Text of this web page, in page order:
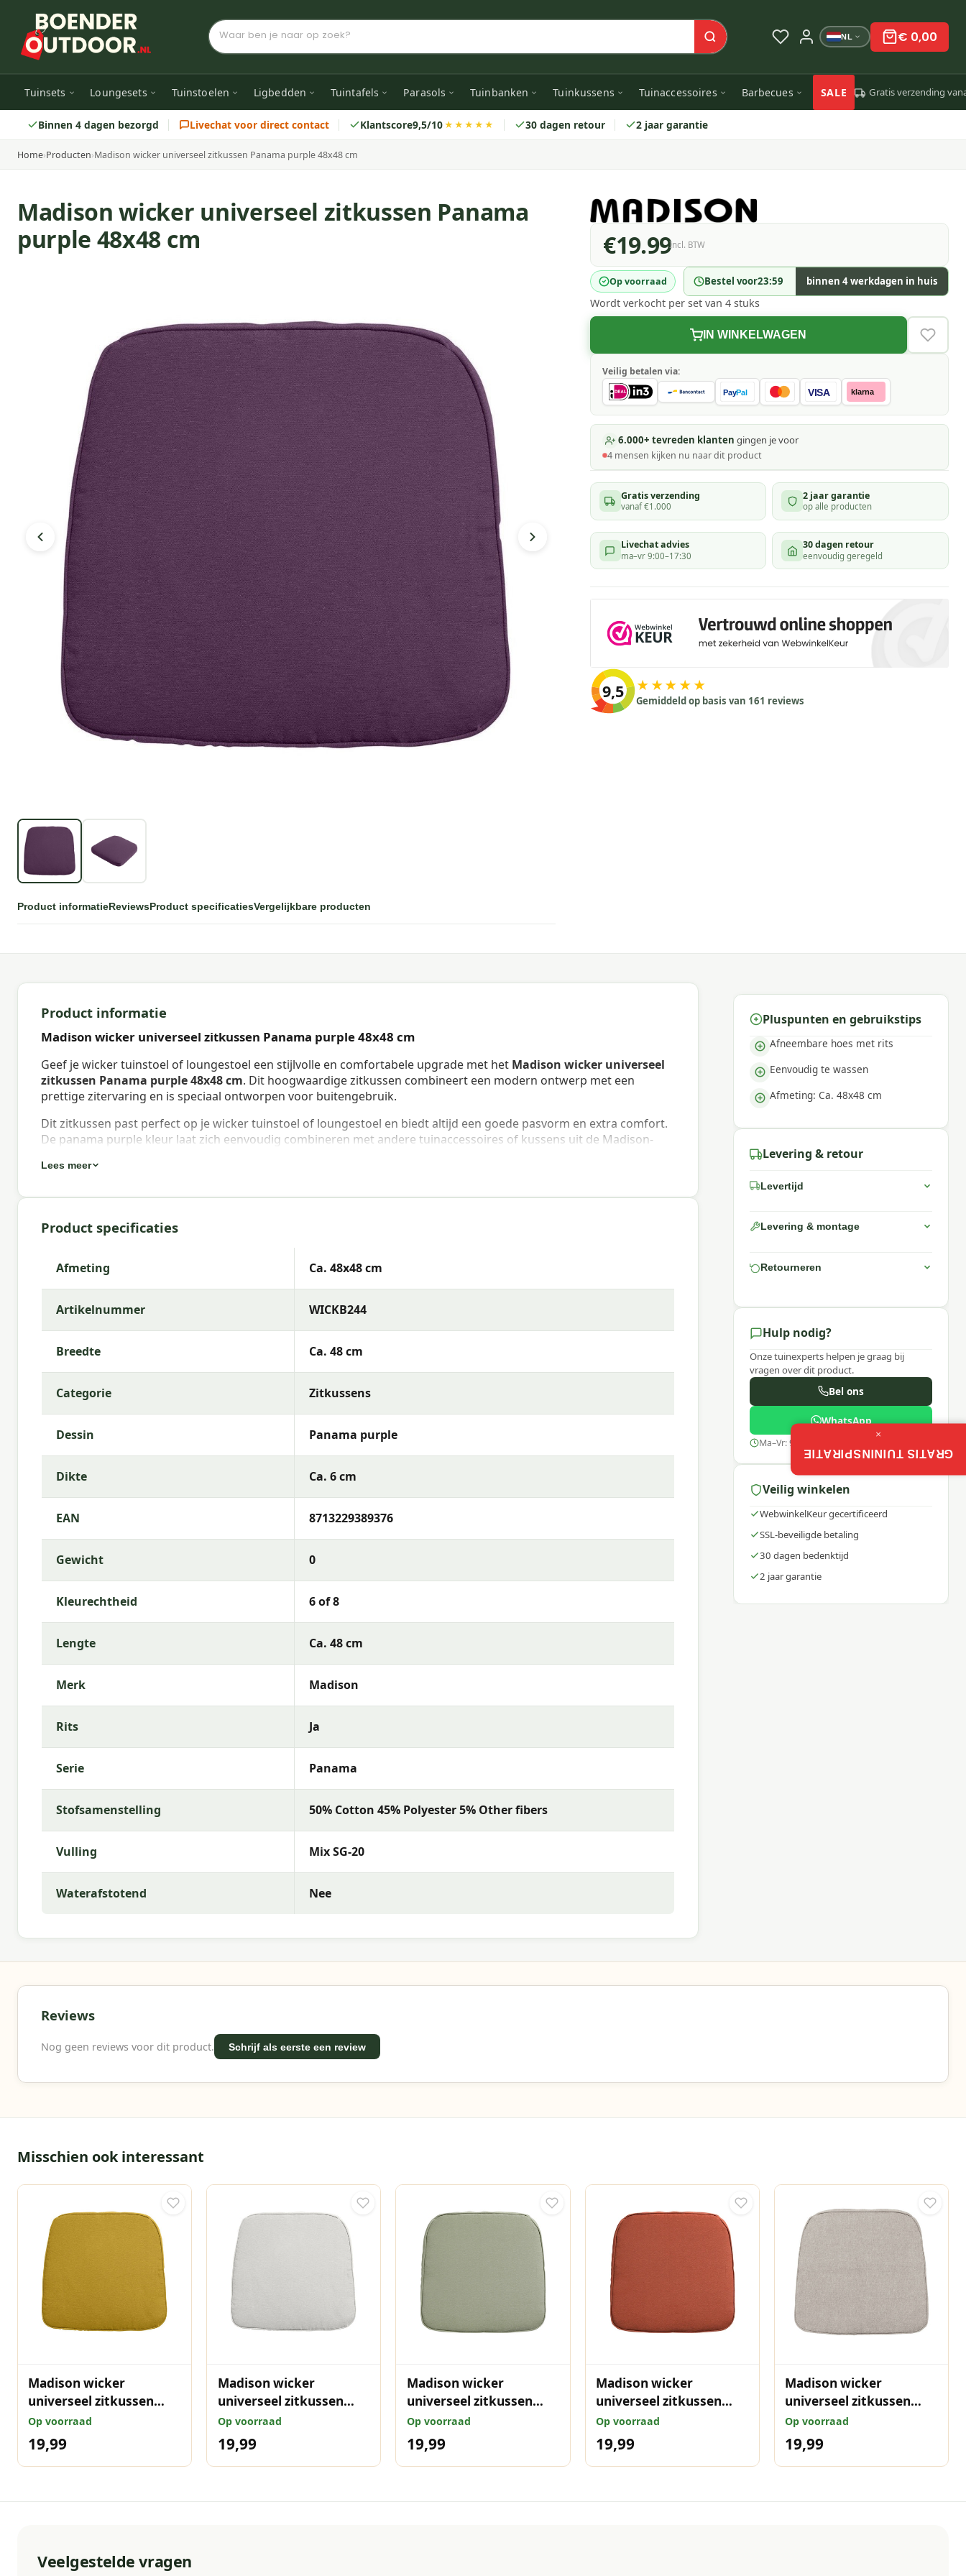
NL € 0,00
Tuinsets Loungesets Tuinstoelen Ligbedden Tuintafels Parasols Tuinbanken Tuinkussens Tuinaccessoires Barbecues SALE Gratis verzending
Binnen 4 dagen bezorgd Livechat voor direct contact Klantscore9,5/10★★★★★ 30 dagen retour 2 jaar garantie
Home›Producten›Madison wicker universeel zitkussen Panama purple 48x48 cm
Madison wicker universeel zitkussen Panama
purple 48x48 cm
Product informatieReviewsProduct specificatiesVergelijkbare producten
€19.99Incl. BTW
Op voorraad Bestel voor23:59 binnen 4 werkdagen in huis
Wordt verkocht per set van 4 stuks
IN WINKELWAGEN
Veilig betalen via:
PayPal VISA klarna
6.000+ tevreden klanten gingen je voor
4 mensen kijken nu naar dit product
Gratis verzending
vanaf €1.000
2 jaar garantie
op alle producten
Livechat advies
ma–vr 9:00–17:30
30 dagen retour
eenvoudig geregeld
9,5 ★★★★★
Gemiddeld op basis van 161 reviews
Product informatie
Madison wicker universeel zitkussen Panama purple 48x48 cm
Geef je wicker tuinstoel of loungestoel een stijlvolle en comfortabele upgrade met het Madison wicker universeel
zitkussen Panama purple 48x48 cm. Dit hoogwaardige zitkussen combineert een modern ontwerp met een
prettige zitervaring en is speciaal ontworpen voor buitengebruik.
Dit zitkussen past perfect op je wicker tuinstoel of loungestoel en biedt altijd een goede pasvorm en extra comfort.
De panama purple kleur laat zich eenvoudig combineren met andere tuinaccessoires of kussens uit de Madison-
beschermen.
Onderhoudstips
Houd je zitkussen in topconditie door het droog op te bergen bij regen en nachtelijke dauw. Gebruik eventueel een
beschermhoes voor extra bescherming tegen vocht en vuil.
Meer informatie of advies nodig?
Heb je vragen of wil je meer weten over dit zitkussen? Neem gerust contact met ons op. Bel ons, stuur een e-mail of
Waarom Madison?
Met Madison kies je voor hoogwaardige tuinkussens met een uitstekende prijs-kwaliteitverhouding. Madison biedt
een uitgebreid assortiment met sterke kleurvastheid en uitstekend comfort, zodat jij de beste keuze kunt maken
voor jouw buitenruimte.
Lees meer
Product specificaties
Afmeting Ca. 48x48 cm
Artikelnummer WICKB244
Breedte Ca. 48 cm
Categorie Zitkussens
Dessin Panama purple
Dikte Ca. 6 cm
EAN 8713229389376
Gewicht 0
Kleurechtheid 6 of 8
Lengte Ca. 48 cm
Merk Madison
Rits Ja
Serie Panama
Stofsamenstelling 50% Cotton 45% Polyester 5% Other fibers
Vulling Mix SG-20
Waterafstotend Nee
Pluspunten en gebruikstips
Afneembare hoes met rits
Eenvoudig te wassen
Afmeting: Ca. 48x48 cm
Levering & retour
Levertijd
Levering & montage
Retourneren
Hulp nodig?
Onze tuinexperts helpen je graag bij
vragen over dit product.
Bel ons
WhatsApp
Ma–Vr: 9:00–17:30
Veilig winkelen
WebwinkelKeur gecertificeerd
SSL-beveiligde betaling
30 dagen bedenktijd
2 jaar garantie
Reviews
Nog geen reviews voor dit product. Schrijf als eerste een review
Misschien ook interessant
Madison wicker
universeel zitkussen
Panama mustard 48x48
cm
Op voorraad
19,99
Madison wicker
universeel zitkussen
Panama linnen 48x48 cm
Op voorraad
19,99
Madison wicker
universeel zitkussen
Panama sage 48x48 cm
Op voorraad
19,99
Madison wicker
universeel zitkussen
Panama terra 48x48 cm
Op voorraad
19,99
Madison wicker
universeel zitkussen
Panama blend 48x48 cm
Op voorraad
19,99
Veelgestelde vragen
GRATIS TUININSPIRATIE
×